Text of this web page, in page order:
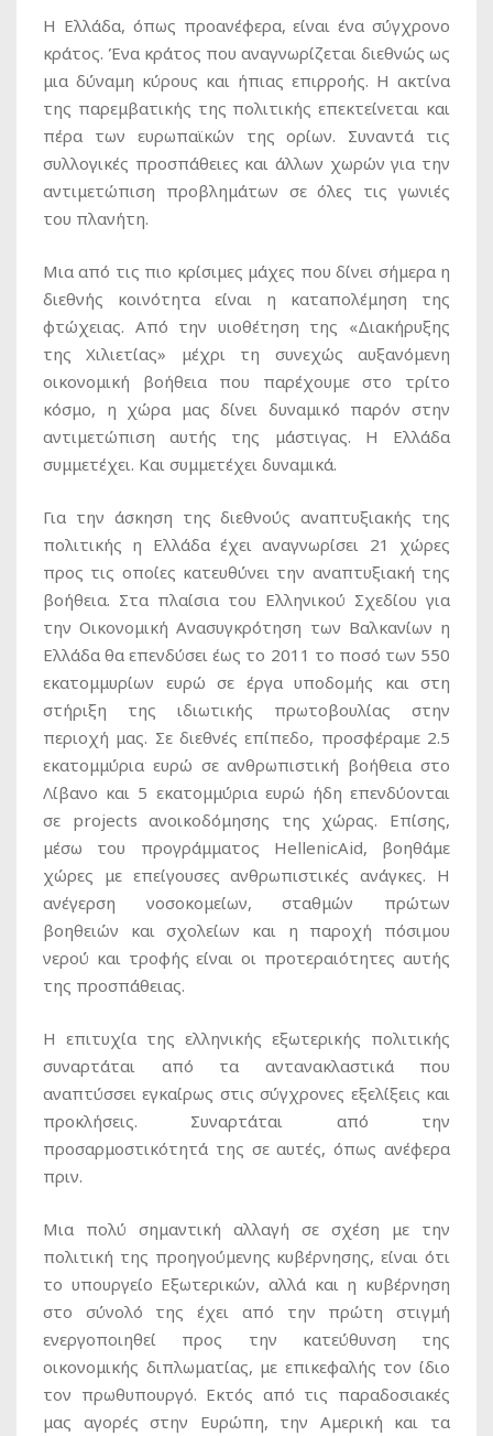
Η Ελλάδα, όπως προανέφερα, είναι ένα σύγχρονο
κράτος. Ένα κράτος που αναγνωρίζεται διεθνώς ως
μια δύναμη κύρους και ήπιας επιρροής. Η ακτίνα
της παρεμβατικής της πολιτικής επεκτείνεται και
πέρα των ευρωπαϊκών της ορίων. Συναντά τις
συλλογικές προσπάθειες και άλλων χωρών για την
αντιμετώπιση προβλημάτων σε όλες τις γωνιές
του πλανήτη.
Μια από τις πιο κρίσιμες μάχες που δίνει σήμερα η
διεθνής κοινότητα είναι η καταπολέμηση της
φτώχειας. Από την υιοθέτηση της «Διακήρυξης
της Χιλιετίας» μέχρι τη συνεχώς αυξανόμενη
οικονομική βοήθεια που παρέχουμε στο τρίτο
κόσμο, η χώρα μας δίνει δυναμικό παρόν στην
αντιμετώπιση αυτής της μάστιγας. Η Ελλάδα
συμμετέχει. Και συμμετέχει δυναμικά.
Για την άσκηση της διεθνούς αναπτυξιακής της
πολιτικής η Ελλάδα έχει αναγνωρίσει 21 χώρες
προς τις οποίες κατευθύνει την αναπτυξιακή της
βοήθεια. Στα πλαίσια του Ελληνικού Σχεδίου για
την Οικονομική Ανασυγκρότηση των Βαλκανίων η
Ελλάδα θα επενδύσει έως το 2011 το ποσό των 550
εκατομμυρίων ευρώ σε έργα υποδομής και στη
στήριξη της ιδιωτικής πρωτοβουλίας στην
περιοχή μας. Σε διεθνές επίπεδο, προσφέραμε 2.5
εκατομμύρια ευρώ σε ανθρωπιστική βοήθεια στο
Λίβανο και 5 εκατομμύρια ευρώ ήδη επενδύονται
σε projects ανοικοδόμησης της χώρας. Επίσης,
μέσω του προγράμματος HellenicAid, βοηθάμε
χώρες με επείγουσες ανθρωπιστικές ανάγκες. Η
ανέγερση νοσοκομείων, σταθμών πρώτων
βοηθειών και σχολείων και η παροχή πόσιμου
νερού και τροφής είναι οι προτεραιότητες αυτής
της προσπάθειας.
Η επιτυχία της ελληνικής εξωτερικής πολιτικής
συναρτάται από τα αντανακλαστικά που
αναπτύσσει εγκαίρως στις σύγχρονες εξελίξεις και
προκλήσεις. Συναρτάται από την
προσαρμοστικότητά της σε αυτές, όπως ανέφερα
πριν.
Μια πολύ σημαντική αλλαγή σε σχέση με την
πολιτική της προηγούμενης κυβέρνησης, είναι ότι
το υπουργείο Εξωτερικών, αλλά και η κυβέρνηση
στο σύνολό της έχει από την πρώτη στιγμή
ενεργοποιηθεί προς την κατεύθυνση της
οικονομικής διπλωματίας, με επικεφαλής τον ίδιο
τον πρωθυπουργό. Εκτός από τις παραδοσιακές
μας αγορές στην Ευρώπη, την Αμερική και τα